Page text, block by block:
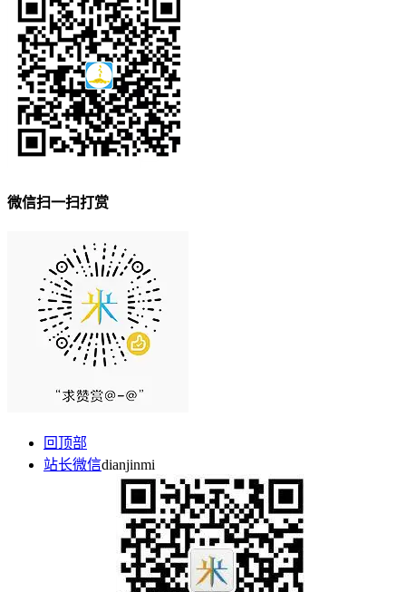
微信扫一扫打赏
回顶部
站长微信dianjinmi